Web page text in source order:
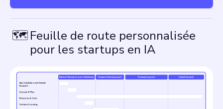
🗺Feuille de route personnalisée
pour les startups en IA